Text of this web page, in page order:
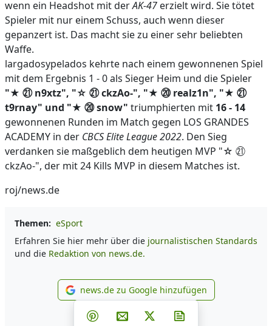
wenn ein Headshot mit derAK-47 erzielt wird. Sie tötet
Spieler mit nur einem Schuss, auch wenn dieser
gepanzert ist. Das macht sie zu einer sehr beliebten
Waffe.
largadosypelados kehrte nach einem gewonnenen Spiel
mit dem Ergebnis 1 - 0 als Sieger Heim und die Spieler
"★ ㉑ n9xtz", "☆ ㉑ ckzAo-", "★ ⑳ realz1n", "★ ㉑
t9rnay" und "★ ⑳ snow" triumphierten mit 16 - 14
gewonnenen Runden im Match gegen LOS GRANDES
ACADEMY in der CBCS Elite League 2022. Den Sieg
verdanken sie maßgeblich dem heutigen MVP "☆ ㉑
ckzAo-", der mit 24 Kills MVP in diesem Matches ist.
roj/news.de
Themen: eSport
Erfahren Sie hier mehr über die journalistischen Standards
und die Redaktion von news.de.
news.de zu Google
news.de zu Google hinzufügen
Teilen auf Facebook
Teilen auf Whatsapp
Teilen auf Telegram
Teilen auf Pinterest
Per E-Mail teilen
Post auf X